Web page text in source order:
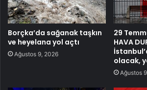
Borçka’da sağanak taşkın
ve heyelana yol açtı
Ağustos 9, 2026
29
HAVA
olacak,
Ağustos